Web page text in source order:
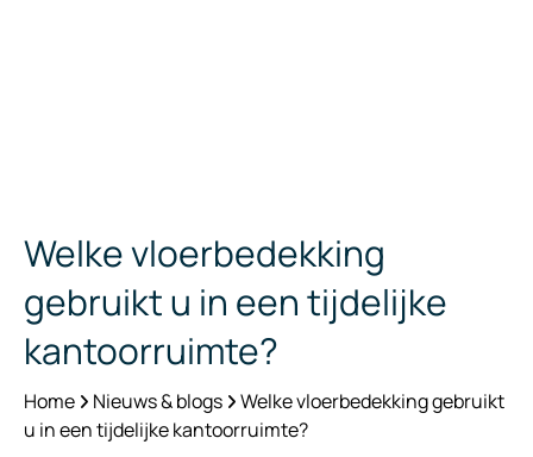
Welke vloerbedekking
gebruikt u in een tijdelijke
kantoorruimte?
Home Nieuws & blogs
Welke vloerbedekking gebruikt
u in een tijdelijke kantoorruimte?